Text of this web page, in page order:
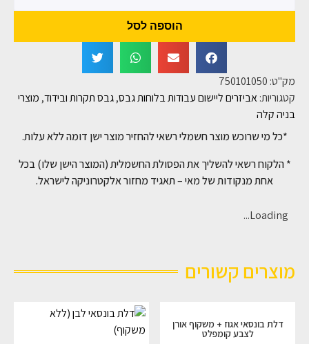
הוספה לסל
מק"ט: 750101050
קטגוריות:אביזרים ליישום עבודות בלוחות גבס,גבס תקרות ובידוד, מוצרי
בניה קלה
*כל מי שרוכש מוצר חשמלי רשאי להחזיר מוצר ישן דומה ללא עלות.
* הלקוח רשאי להשליך את הפסולת החשמלית (המוצר הישן שלו) בכל
אחת מנקודות של מאי – תאגיד מחזור אלקטרוניקה לישראל.
Loading...
מוצרים קשורים
דלת בונסאי אגוז + משקוף אורן
לצבע קומפלט